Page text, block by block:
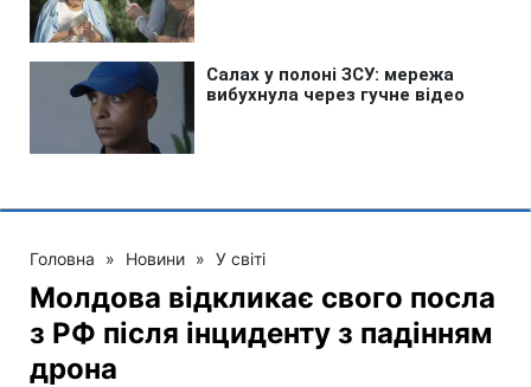
Головна » Новини » У світі
Молдова відкликає свого посла
з РФ після інциденту з падінням
дрона